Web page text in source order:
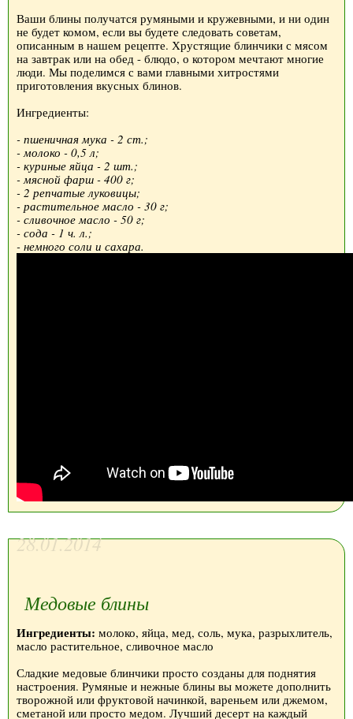
Ваши блины получатся румяными и кружевными, и ни один
не будет комом, если вы будете следовать советам,
описанным в нашем рецепте. Хрустящие блинчики с мясом
на завтрак или на обед - блюдо, о котором мечтают многие
люди. Мы поделимся с вами главными хитростями
приготовления вкусных блинов.
Ингредиенты:
- пшеничная мука - 2 ст.;
- молоко - 0,5 л;
- куриные яйца - 2 шт.;
- мясной фарш - 400 г;
- 2 репчатые луковицы;
- растительное масло - 30 г;
- сливочное масло - 50 г;
- сода - 1 ч. л.;
- немного соли и сахара.
28.01.2014
Медовые блины
Ингредиенты: молоко, яйца, мед, соль, мука, разрыхлитель,
масло растительное, сливочное масло
Сладкие медовые блинчики просто созданы для поднятия
настроения. Румяные и нежные блины вы можете дополнить
творожной или фруктовой начинкой, вареньем или джемом,
сметаной или просто медом. Лучший десерт на каждый